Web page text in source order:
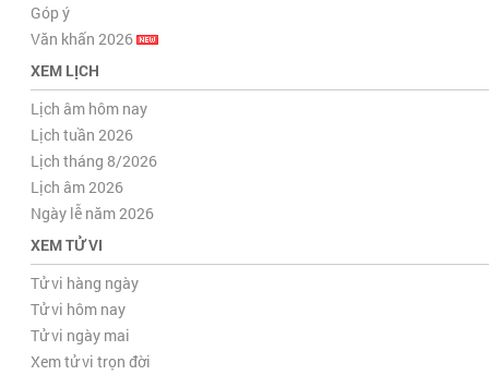
Góp ý
Văn khấn 2026
XEM LỊCH
Lịch âm hôm nay
Lịch tuần 2026
Lịch tháng 8/2026
Lịch âm 2026
Ngày lễ năm 2026
XEM TỬ VI
Tử vi hàng ngày
Tử vi hôm nay
Tử vi ngày mai
Xem tử vi trọn đời